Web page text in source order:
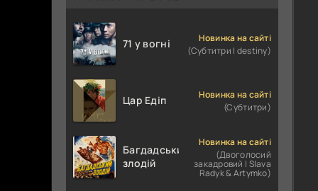
71 у вогні
Новинка на сайті
(Субтитри | destiny)
Цар Едіп
Новинка на сайті
(Субтитри)
Багдадський
злодій
Новинка на сайті
(Двоголосий
закадровий | Slava
Radyk & Artymko)